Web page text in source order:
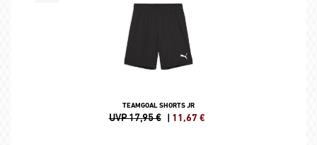
TEAMGOAL SHORTS JR
UVP 17,95 € | 11,67 €